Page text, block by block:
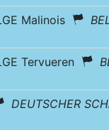
Malinois
Tervueren
DEUTSCHER